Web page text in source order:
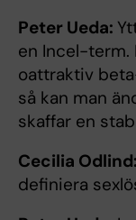
Peter Ueda:
en Incel-term.
oattraktiv
så kan man
skaffar en
Cecilia Odlind:
definiera